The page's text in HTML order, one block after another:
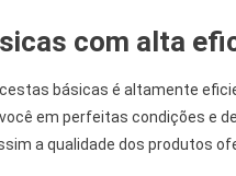
com alta
básicas é altamente
em perfeitas condições e
a qualidade dos produtos